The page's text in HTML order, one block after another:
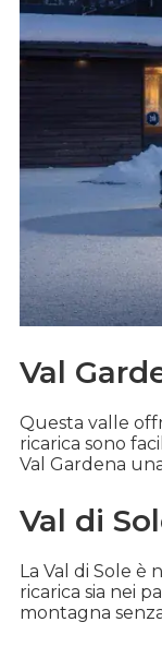
Val
Questa valle
ricarica sono
Val Gardena
Val di
La Val di Sole è
ricarica sia nei
montagna